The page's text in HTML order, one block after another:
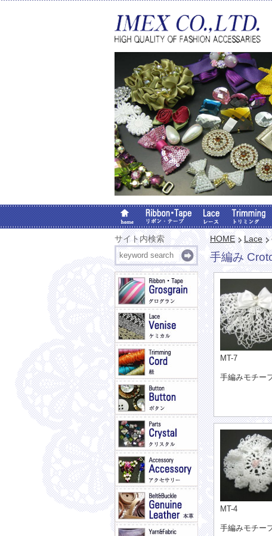
サイト内検索 HOME Lace
手編み
MT-7
手編みモチー
MT-4
手編みモチー